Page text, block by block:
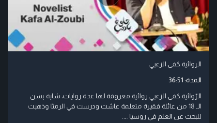
الروائية كفى الزعبي
المدة: 36:51
الرّوائية كفى الزعبي روائية معروفة لها عدة روايات، شابة بسن
الـ 18 من عائلة فقيرة متعلمة عاشت ودرست في الرمثا وذهبت
للبحث عن العلم في روسيا ....